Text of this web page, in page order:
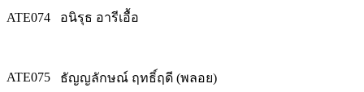
ATE074 อนิรุธ อารีเอื้อ
ATE075 ธัญญลักษณ์ ฤทธิ์ฤดี (พลอย)